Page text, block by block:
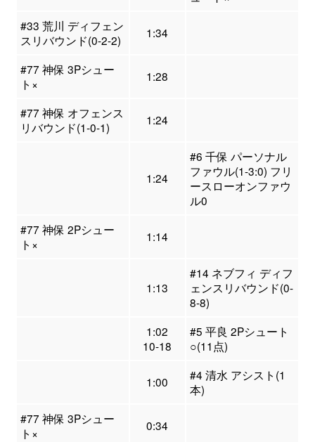
#33 荒川 ディフェン
スリバウンド(0-2-2)
1:34
#77 神保 3Pシュー
ト×
1:28
#77 神保 オフェンス
リバウンド(1-0-1)
1:24
1:24
#6 千保 パーソナル
ファウル(1-3:0) フリ
ースローオンファウ
ル0
#77 神保 2Pシュー
ト×
1:14
1:13
#14 ネブフィ ディフ
ェンスリバウンド(0-
8-8)
1:02
10-18
#5 平良 2Pシュート
○(11点)
1:00
#4 清水 アシスト(1
本)
#77 神保 3Pシュー
ト×
0:34